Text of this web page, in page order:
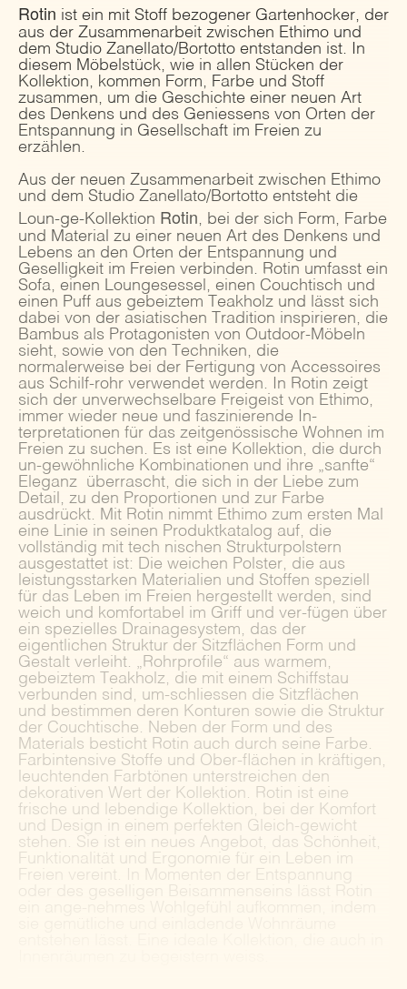
Rotin ist ein mit Stoff bezogener Gartenhocker, der
aus der Zusammenarbeit zwischen Ethimo und
dem Studio Zanellato/Bortotto entstanden ist. In
diesem Möbelstück, wie in allen Stücken der
Kollektion, kommen Form, Farbe und Stoff
zusammen, um die Geschichte einer neuen Art
des Denkens und des Geniessens von Orten der
Entspannung in Gesellschaft im Freien zu
erzählen.
Aus der neuen Zusammenarbeit zwischen Ethimo
und dem Studio Zanellato/Bortotto entsteht die
Loun-ge-Kollektion Rotin, bei der sich Form, Farbe
und Material zu einer neuen Art des Denkens und
Lebens an den Orten der Entspannung und
Geselligkeit im Freien verbinden. Rotin umfasst ein
Sofa, einen Loungesessel, einen Couchtisch und
einen Puff aus gebeiztem Teakholz und lässt sich
dabei von der asiatischen Tradition inspirieren, die
Bambus als Protagonisten von Outdoor-Möbeln
sieht, sowie von den Techniken, die
normalerweise bei der Fertigung von Accessoires
aus Schilf-rohr verwendet werden. In Rotin zeigt
sich der unverwechselbare Freigeist von Ethimo,
immer wieder neue und faszinierende In-
terpretationen für das zeitgenössische Wohnen im
Freien zu suchen. Es ist eine Kollektion, die durch
un-gewöhnliche Kombinationen und ihre „sanfte“
Eleganz überrascht, die sich in der Liebe zum
Detail, zu den Proportionen und zur Farbe
ausdrückt. Mit Rotin nimmt Ethimo zum ersten Mal
eine Linie in seinen Produktkatalog auf, die
vollständig mit tech nischen Strukturpolstern
ausgestattet ist: Die weichen Polster, die aus
leistungsstarken Materialien und Stoffen speziell
für das Leben im Freien hergestellt werden, sind
weich und komfortabel im Griff und ver-fügen über
ein spezielles Drainagesystem, das der
eigentlichen Struktur der Sitzflächen Form und
Gestalt verleiht. „Rohrprofile“ aus warmem,
gebeiztem Teakholz, die mit einem Schiffstau
verbunden sind, um-schliessen die Sitzflächen
und bestimmen deren Konturen sowie die Struktur
der Couchtische. Neben der Form und des
Materials besticht Rotin auch durch seine Farbe.
Farbintensive Stoffe und Ober-flächen in kräftigen,
leuchtenden Farbtönen unterstreichen den
dekorativen Wert der Kollektion. Rotin ist eine
frische und lebendige Kollektion, bei der Komfort
und Design in einem perfekten Gleich-gewicht
stehen. Sie ist ein neues Angebot, das Schönheit,
Funktionalität und Ergonomie für ein Leben im
Freien vereint. In Momenten der Entspannung